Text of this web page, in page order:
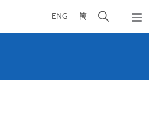
ENG 簡
開
彈
出